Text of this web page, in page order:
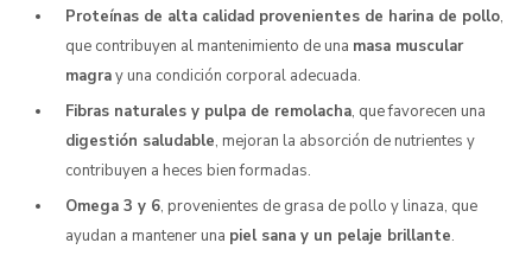
Proteínas de alta calidad provenientes de harina de pollo,
que contribuyen al mantenimiento de una masa muscular
magray una condición corporal adecuada.
Fibras naturales y pulpa de remolacha, que favorecen una
digestión saludable, mejoran la absorción de nutrientes y
contribuyen a heces bien formadas.
Omega 3 y 6, provenientes de grasa de pollo y linaza, que
ayudan a mantener una piel sana y un pelaje brillante.